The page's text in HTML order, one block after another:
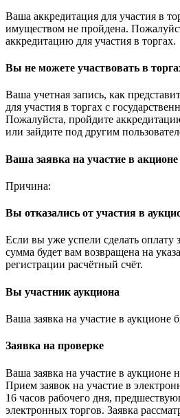
Ваша аккредитация для участия в
имуществом не пройдена.
аккредитацию для участия в торгах.
Вы не можете участвовать в
Ваша учетная запись, как
для участия в торгах с
Пожалуйста, пройдите
или зайдите под другим
Ваша заявка на участие в
Причина:
Вы отказались от участия в
Если вы уже успели сделать оплату
сумма будет вам возвращена на
регистрации расчётный счёт.
Вы участник аукциона
Ваша заявка на участие в аукционе
Заявка на проверке
Ваша заявка на участие в аукционе
Прием заявок на участие в
16 часов рабочего дня,
электронных торгов. Заявка